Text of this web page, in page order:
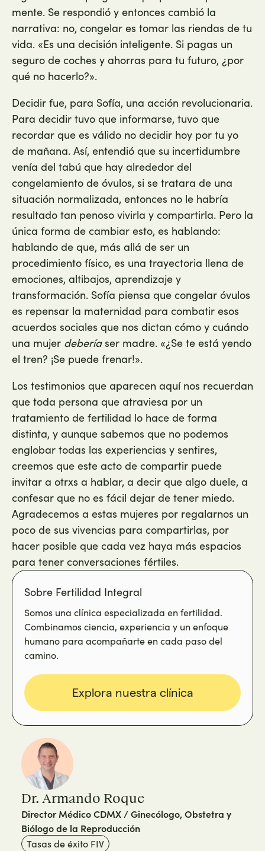
mente. Se respondió y entonces cambió la
narrativa: no, congelar es tomar las riendas de tu
vida. «Es una decisión inteligente. Si pagas un
seguro de coches y ahorras para tu futuro, ¿por
qué no hacerlo?».
Decidir fue, para Sofía, una acción revolucionaria.
Para decidir tuvo que informarse, tuvo que
recordar que es válido no decidir hoy por tu yo
de mañana. Así, entendió que su incertidumbre
venía del tabú que hay alrededor del
congelamiento de óvulos, si se tratara de una
situación normalizada, entonces no le habría
resultado tan penoso vivirla y compartirla. Pero la
única forma de cambiar esto, es hablando:
hablando de que, más allá de ser un
procedimiento físico, es una trayectoria llena de
emociones, altibajos, aprendizaje y
transformación. Sofía piensa que congelar óvulos
es repensar la maternidad para combatir esos
acuerdos sociales que nos dictan cómo y cuándo
una mujer deberíaser madre. «¿Se te está yendo
el tren? ¡Se puede frenar!».
Los testimonios que aparecen aquí nos recuerdan
que toda persona que atraviesa por un
tratamiento de fertilidad lo hace de forma
distinta, y aunque sabemos que no podemos
englobar todas las experiencias y sentires,
creemos que este acto de compartir puede
invitar a otrxs a hablar, a decir que algo duele, a
confesar que no es fácil dejar de tener miedo.
Agradecemos a estas mujeres por regalarnos un
poco de sus vivencias para compartirlas, por
hacer posible que cada vez haya más espacios
para tener conversaciones fértiles.
Sobre Fertilidad Integral
Somos una clínica especializada en fertilidad.
Combinamos ciencia, experiencia y un enfoque
humano para acompañarte en cada paso del
camino.
Explora nuestra clínica
Dr. Armando Roque
Director Médico CDMX / Ginecólogo, Obstetra y
Biólogo de la Reproducción
Tasas de éxito FIV